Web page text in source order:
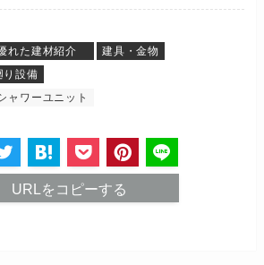
れた建材紹介
建具・金物
り設備
ャワーユニット
URLをコピーする